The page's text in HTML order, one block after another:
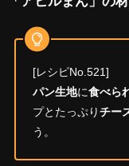
[レシピNo.521]
パン生地に食べら
プとたっぷりチー
う。